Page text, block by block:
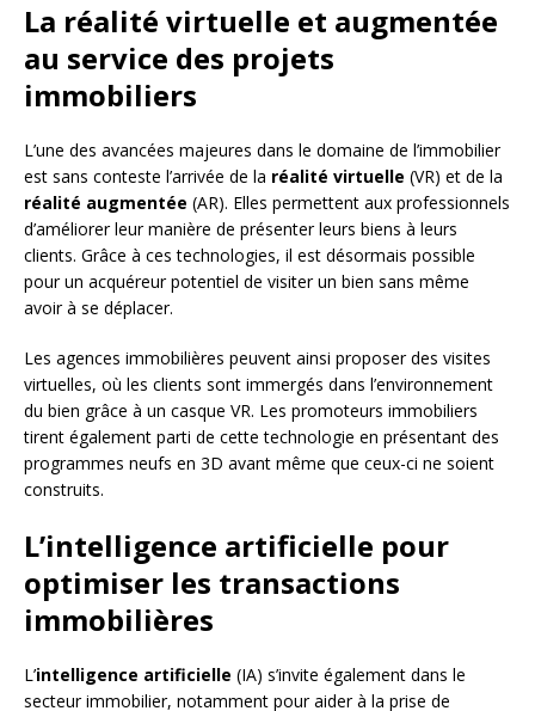
La réalité virtuelle et augmentée
au service des projets
immobiliers
L’une des avancées majeures dans le domaine de l’immobilier
est sans conteste l’arrivée de la réalité virtuelle (VR) et de la
réalité augmentée (AR). Elles permettent aux professionnels
d’améliorer leur manière de présenter leurs biens à leurs
clients. Grâce à ces technologies, il est désormais possible
pour un acquéreur potentiel de visiter un bien sans même
avoir à se déplacer.
Les agences immobilières peuvent ainsi proposer des visites
virtuelles, où les clients sont immergés dans l’environnement
du bien grâce à un casque VR. Les promoteurs immobiliers
tirent également parti de cette technologie en présentant des
programmes neufs en 3D avant même que ceux-ci ne soient
construits.
L’intelligence artificielle pour
optimiser les transactions
immobilières
L’intelligence artificielle (IA) s’invite également dans le
secteur immobilier, notamment pour aider à la prise de